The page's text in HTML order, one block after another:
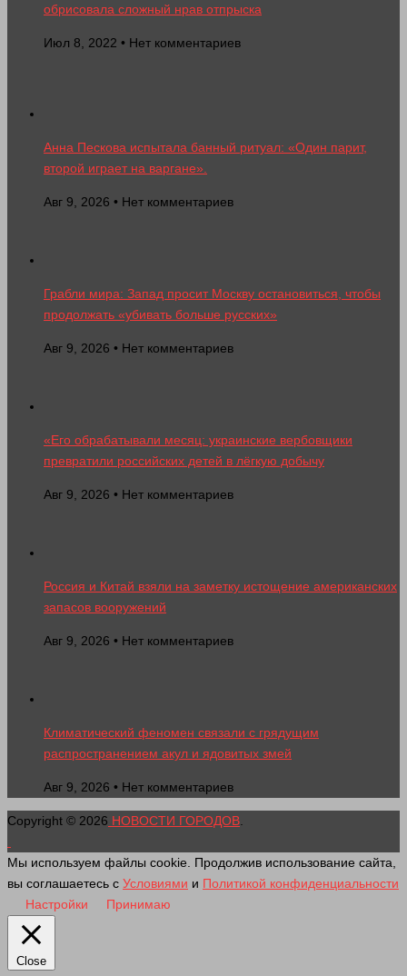
обрисовала сложный нрав отпрыска
Июл 8, 2022 • Нет комментариев
Анна Пескова испытала банный ритуал: «Один парит,
второй играет на варгане».
Авг 9, 2026 • Нет комментариев
Грабли мира: Запад просит Москву остановиться, чтобы
продолжать «убивать больше русских»
Авг 9, 2026 • Нет комментариев
«Его обрабатывали месяц: украинские вербовщики
превратили российских детей в лёгкую добычу
Авг 9, 2026 • Нет комментариев
Россия и Китай взяли на заметку истощение американских
запасов вооружений
Авг 9, 2026 • Нет комментариев
Климатический феномен связали с грядущим
распространением акул и ядовитых змей
Авг 9, 2026 • Нет комментариев
Copyright © 2026 НОВОСТИ ГОРОДОВ
Мы используем файлы cookie. Продолжив использование сайта,
вы соглашаетесь с Условиями и Политикой конфиденциальности
Настройки
Принимаю
Close